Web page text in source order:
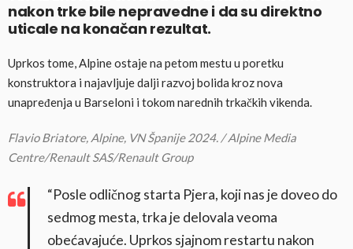
nakon trke bile nepravedne i da su direktno
uticale na konačan rezultat.
Uprkos tome, Alpine ostaje na petom mestu u poretku
konstruktora i najavljuje dalji razvoj bolida kroz nova
unapređenja u Barseloni i tokom narednih trkačkih vikenda.
Flavio Briatore, Alpine, VN Španije 2024. / Alpine Media
Centre/Renault SAS/Renault Group
“Posle odličnog starta Pjera, koji nas je doveo do
sedmog mesta, trka je delovala veoma
obećavajuće. Uprkos sjajnom restartu nakon